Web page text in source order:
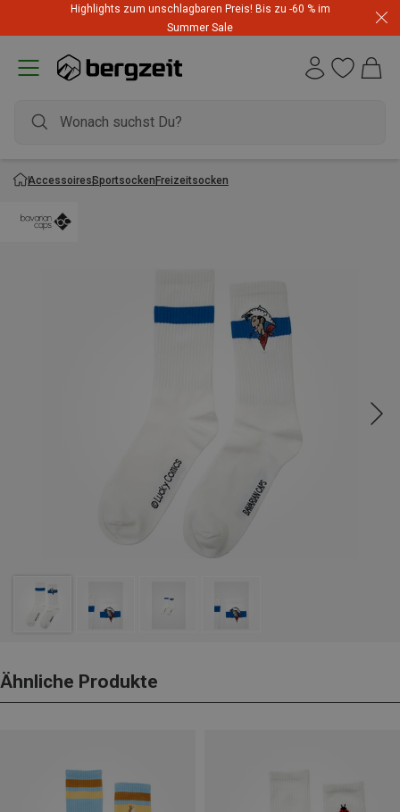
Highlights zum unschlagbaren Preis! Bis zu -60 % im
Summer Sale
AccessoiresSportsockenFreizeitsocken
Ähnliche Produkte